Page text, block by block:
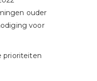
ouder
voor
prioriteiten